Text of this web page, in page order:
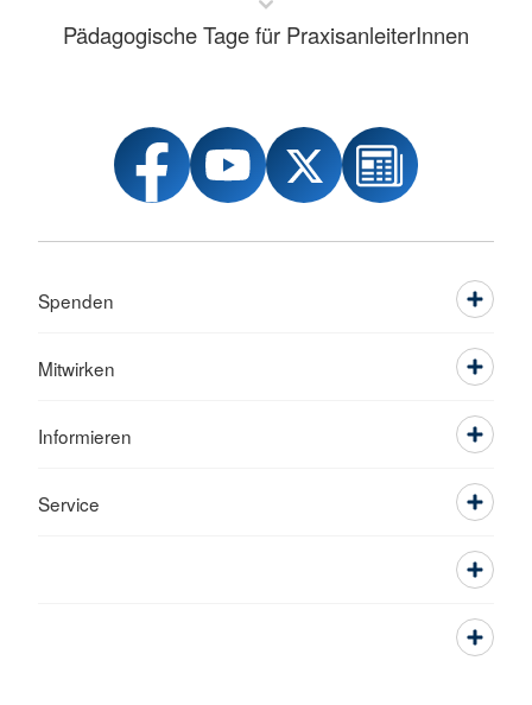
Pädagogische Tage für PraxisanleiterInnen
Spenden
Mitwirken
Informieren
Service